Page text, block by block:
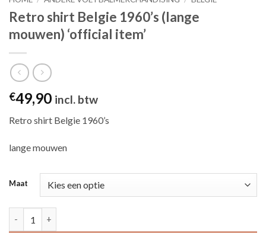
Retro shirt Belgie 1960’s (lange
mouwen) ‘official item’
€49,90 incl. btw
Retro shirt Belgie 1960’s
lange mouwen
Maat